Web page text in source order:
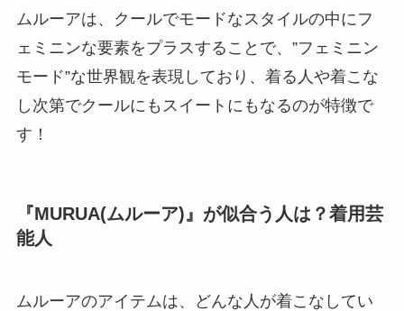
ムルーアは、クールでモードなスタイルの中にフ
ェミニンな要素をプラスすることで、”フェミニン
モード”な世界観を表現しており、着る人や着こな
し次第でクールにもスイートにもなるのが特徴で
す！
『MURUA(ムルーア)』が似合う人は？着用芸
能人
ムルーアのアイテムは、どんな人が着こなしてい